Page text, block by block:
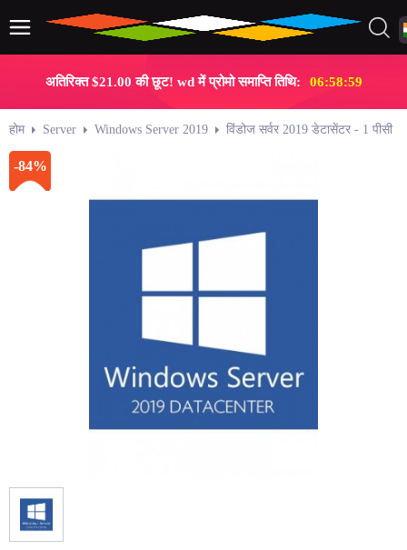
अतिरिक्त $21.00 की छूट! wd में प्रोमो समाप्ति तिथि: 06:58:59
होम Server Windows Server 2019 विंडोज सर्वर 2019 डेटासेंटर - 1 पीसी
-84%